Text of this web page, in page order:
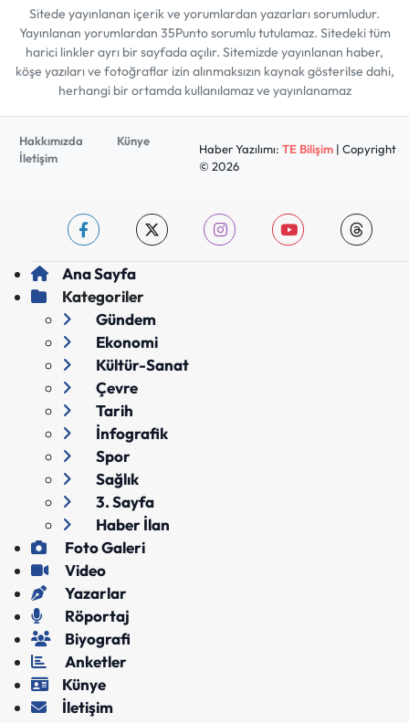
Sitede yayınlanan içerik ve yorumlardan yazarları sorumludur.
Yayınlanan yorumlardan 35Punto sorumlu tutulamaz. Sitedeki tüm
harici linkler ayrı bir sayfada açılır. Sitemizde yayınlanan haber,
köşe yazıları ve fotoğraflar izin alınmaksızın kaynak gösterilse dahi,
herhangi bir ortamda kullanılamaz ve yayınlanamaz
Hakkımızda
Künye
İletişim
Haber Yazılımı: TE Bilişim| Copyright
© 2026
Ana Sayfa
Kategoriler
Gündem
Ekonomi
Kültür-Sanat
Çevre
Tarih
İnfografik
Spor
Sağlık
3. Sayfa
Haber İlan
Foto Galeri
Video
Yazarlar
Röportaj
Biyografi
Anketler
Künye
İletişim